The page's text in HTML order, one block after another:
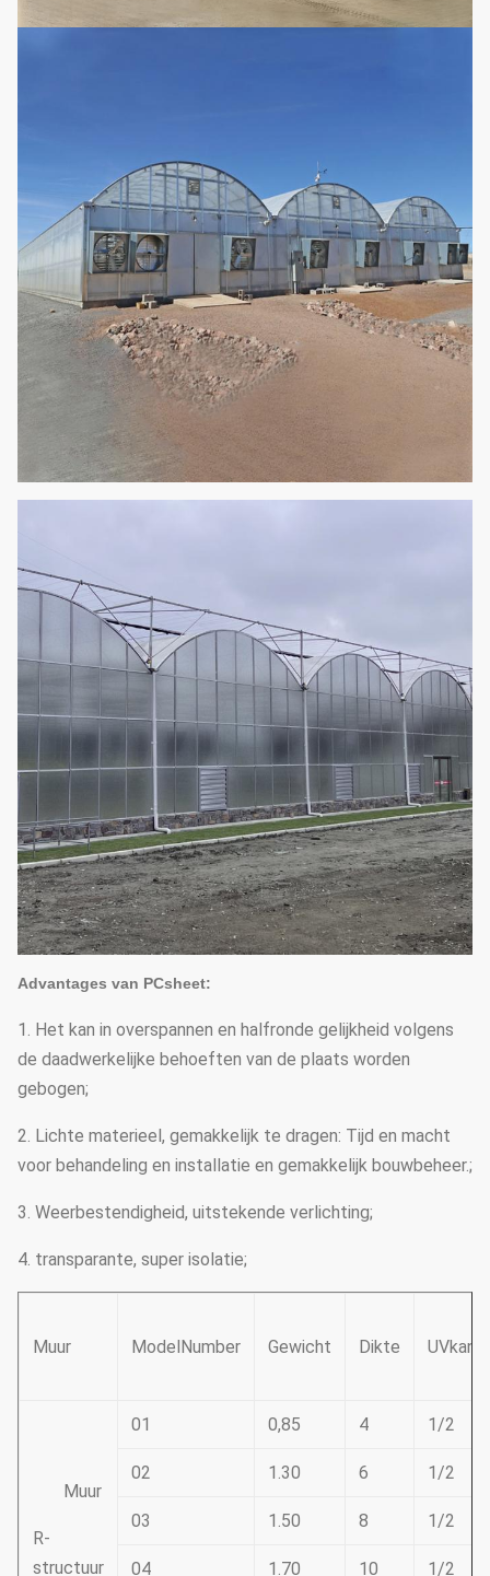
Advantages van PCsheet:
1. Het kan in overspannen en halfronde gelijkheid volgens
de daadwerkelijke behoeften van de plaats worden
gebogen;
2. Lichte materieel, gemakkelijk te dragen: Tijd en macht
voor behandeling en installatie en gemakkelijk bouwbeheer.;
3. Weerbestendigheid, uitstekende verlichting;
4. transparante, super isolatie;
Muur ModelNumber Gewicht Dikte UVkant
Muur
R-
structuur
01 0,85 4 1/2
02 1.30 6 1/2
03 1.50 8 1/2
04 1.70 10 1/2